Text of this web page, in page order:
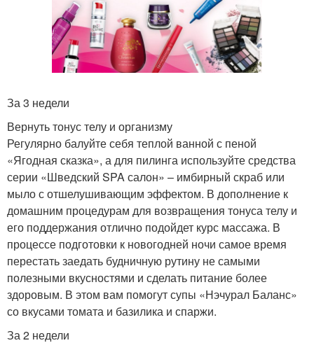
За 3 недели
Вернуть тонус телу и организму
Регулярно балуйте себя теплой ванной с пеной
«Ягодная сказка», а для пилинга используйте средства
серии «Шведский SPA салон» – имбирный скраб или
мыло с отшелушивающим эффектом. В дополнение к
домашним процедурам для возвращения тонуса телу и
его поддержания отлично подойдет курс массажа. В
процессе подготовки к новогодней ночи самое время
перестать заедать будничную рутину не самыми
полезными вкусностями и сделать питание более
здоровым. В этом вам помогут супы «Нэчурал Баланс»
со вкусами томата и базилика и спаржи.
За 2 недели